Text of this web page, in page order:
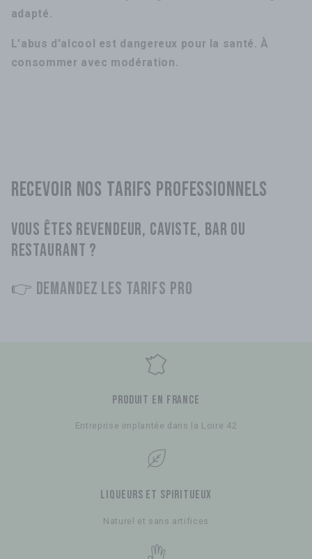
adapté.
L'abus d'alcool est dangereux pour la santé. À
consommer avec modération.
RECEVOIR NOS TARIFS PROFESSIONNELS
VOUS ÊTES REVENDEUR, CAVISTE, BAR OU
RESTAURANT ?
👉 DEMANDEZ LES TARIFS PRO
Produit en France
Entreprise implantée dans la Loire 42
Liqueurs et spiritueux
Naturel et sans artifices